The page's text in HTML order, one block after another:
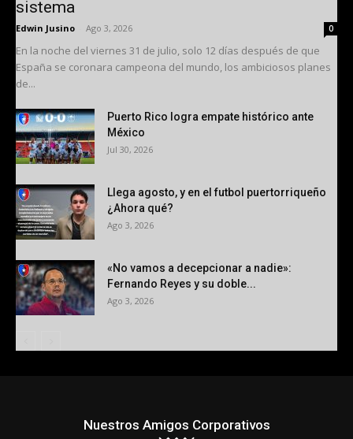
sistema
Edwin Jusino Ago 3, 2026 0
En la noche del viernes 31 de julio, solo 12 días después de que
España se coronara campeona del mundo, los ambiciosos planes
de...
Puerto Rico logra empate histórico ante
México
Jul 30, 2026
Llega agosto, y en el futbol puertorriqueño
¿Ahora qué?
Ago 3, 2026
«No vamos a decepcionar a nadie»:
Fernando Reyes y su doble...
Ago 3, 2026
Nuestros Amigos Corporativos